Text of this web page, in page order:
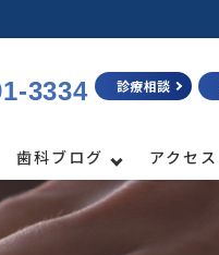
3334 診療相談
歯科ブログ アクセス